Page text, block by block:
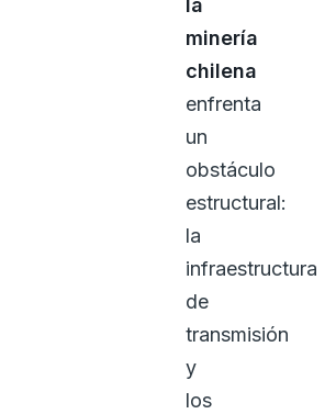
la
minería
chilena
enfrenta
un
obstáculo
estructural:
la
infraestructura
de
transmisión
y
los